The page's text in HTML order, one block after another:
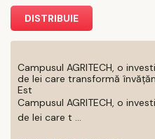
DISTRIBUIE
Campusul AGRITECH, o
de lei care transformă
Est
Campusul AGRITECH, o
de lei care t ...